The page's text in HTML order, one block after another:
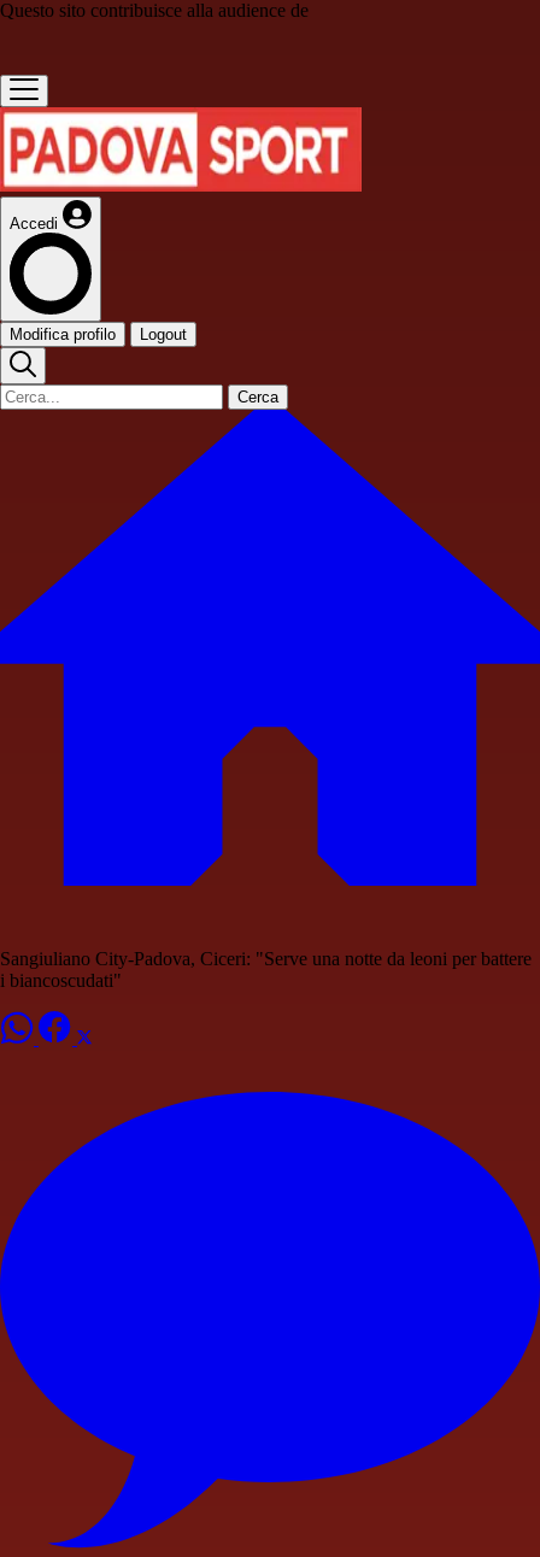
Questo sito contribuisce alla audience de
Accedi
Modifica profilo Logout
Cerca
Sangiuliano City-Padova, Ciceri: "Serve una notte da leoni per battere
i biancoscudati"